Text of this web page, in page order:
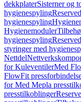
dekkplaterSisterner og
hygienespyling
hygienespyling
Hygienemoduler
hygienespyling
styringer med
Nettdel
for KuleventilerMed
FlowFit
for Med Mepla
presstilkoblinger